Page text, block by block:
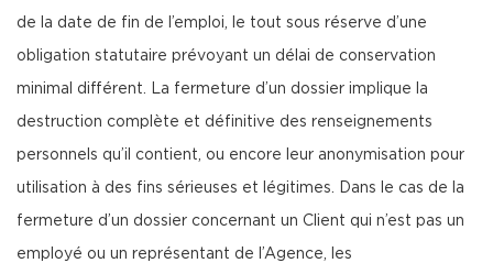
de la date de fin de l’emploi, le tout sous réserve d’une
obligation statutaire prévoyant un délai de conservation
minimal différent. La fermeture d’un dossier implique la
destruction complète et définitive des renseignements
personnels qu’il contient, ou encore leur anonymisation pour
utilisation à des fins sérieuses et légitimes. Dans le cas de la
fermeture d’un dossier concernant un Client qui n’est pas un
employé ou un représentant de l’Agence, les